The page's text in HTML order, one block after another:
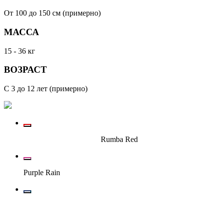
От 100 до 150 см (примерно)
МАССА
15 - 36 кг
ВОЗРАСТ
С 3 до 12 лет (примерно)
Rumba Red
Purple Rain